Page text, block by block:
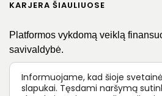
KARJERA ŠIAULIUOSE
Platformos vykdomą veiklą
savivaldybė.
Informuojame, kad šioje
slapukai. Tęsdami naršymą